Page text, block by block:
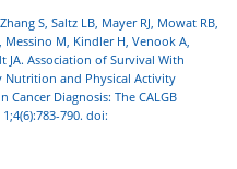
S, Saltz LB, Mayer RJ, Mowat RB,
M, Kindler H, Venook A,
JA. Association of Survival With
Nutrition and Physical Activity
Cancer Diagnosis: The CALGB
790. doi: